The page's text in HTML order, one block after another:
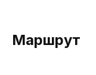
Маршрут